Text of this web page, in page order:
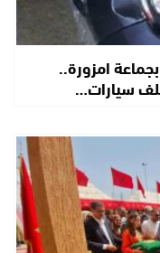
امزورة..
سيارات…